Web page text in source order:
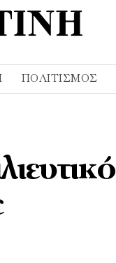
ΠΟΛΙΤΙΣΜΌΣ